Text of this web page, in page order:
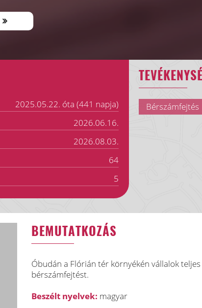
2025.05.22. óta (441 napja)
2026.06.16.
2026.08.03.
64
5
Bérszámfejtés
BEMUTATKOZÁS
Óbudán a Flórián tér környékén vállalok
bérszámfejtést.
Beszélt nyelvek: magyar